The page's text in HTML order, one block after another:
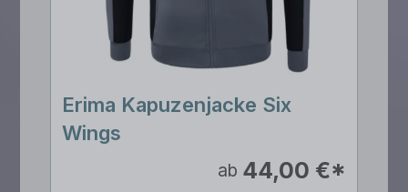
Erima Kapuzenjacke Six
Wings
ab 44,00 €*